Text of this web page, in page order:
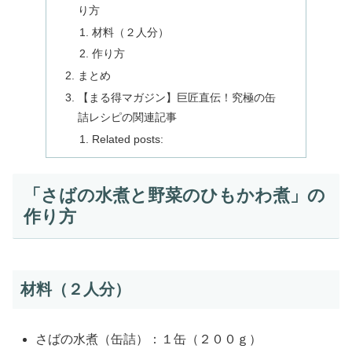
り方
材料（２人分）
作り方
まとめ
【まる得マガジン】巨匠直伝！究極の缶
詰レシピの関連記事
Related posts:
「さばの水煮と野菜のひもかわ煮」の
作り方
材料（２人分）
さばの水煮（缶詰）：１缶（２００ｇ）